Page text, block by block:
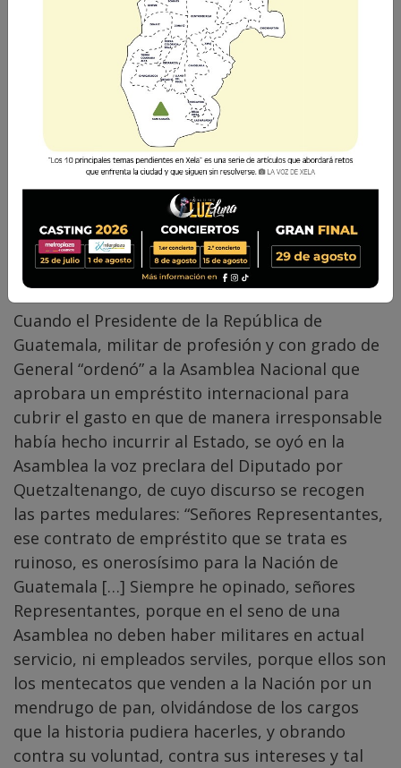
Cuando el Presidente de la República de
Guatemala, militar de profesión y con grado de
General “ordenó” a la Asamblea Nacional que
aprobara un empréstito internacional para
cubrir el gasto en que de manera irresponsable
había hecho incurrir al Estado, se oyó en la
Asamblea la voz preclara del Diputado por
Quetzaltenango, de cuyo discurso se recogen
las partes medulares: “Señores Representantes,
ese contrato de empréstito que se trata es
ruinoso, es onerosísimo para la Nación de
Guatemala […] Siempre he opinado, señores
Representantes, porque en el seno de una
Asamblea no deben haber militares en actual
servicio, ni empleados serviles, porque ellos son
los mentecatos que venden a la Nación por un
mendrugo de pan, olvidándose de los cargos
que la historia pudiera hacerles, y obrando
contra su voluntad, contra sus intereses y tal